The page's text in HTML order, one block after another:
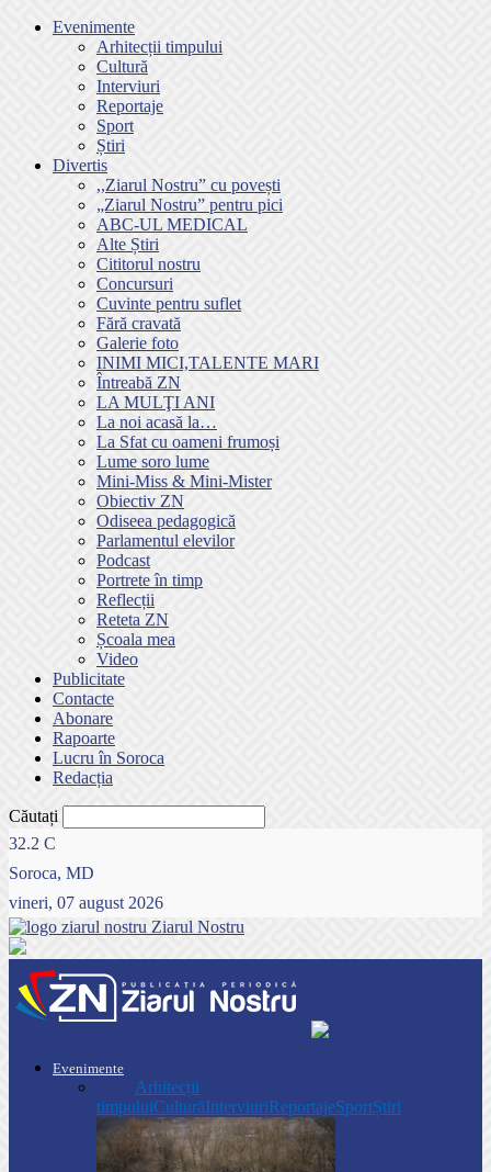
Evenimente
Arhitecții timpului
Cultură
Interviuri
Reportaje
Sport
Știri
Divertis
,,Ziarul Nostru” cu povești
„Ziarul Nostru” pentru pici
ABC-UL MEDICAL
Alte Știri
Cititorul nostru
Concursuri
Cuvinte pentru suflet
Fără cravată
Galerie foto
INIMI MICI,TALENTE MARI
Întreabă ZN
LA MULŢI ANI
La noi acasă la…
La Sfat cu oameni frumoși
Lume soro lume
Mini-Miss & Mini-Mister
Obiectiv ZN
Odiseea pedagogică
Parlamentul elevilor
Podcast
Portrete în timp
Reflecții
Reteta ZN
Școala mea
Video
Publicitate
Contacte
Abonare
Rapoarte
Lucru în Soroca
Redacția
Căutați
32.2 C
Soroca, MD
vineri, 07 august 2026
Ziarul Nostru
Evenimente
Arhitecții
timpuluiCulturăInterviuriReportajeSportȘtiri